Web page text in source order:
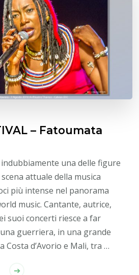
– Fatoumata
una delle figure
attuale della musica
più intense nel panorama
music. Cantante, autrice,
suoi concerti riesce a far
guerriera, in una grande
Costa d’Avorio e Mali, tra …